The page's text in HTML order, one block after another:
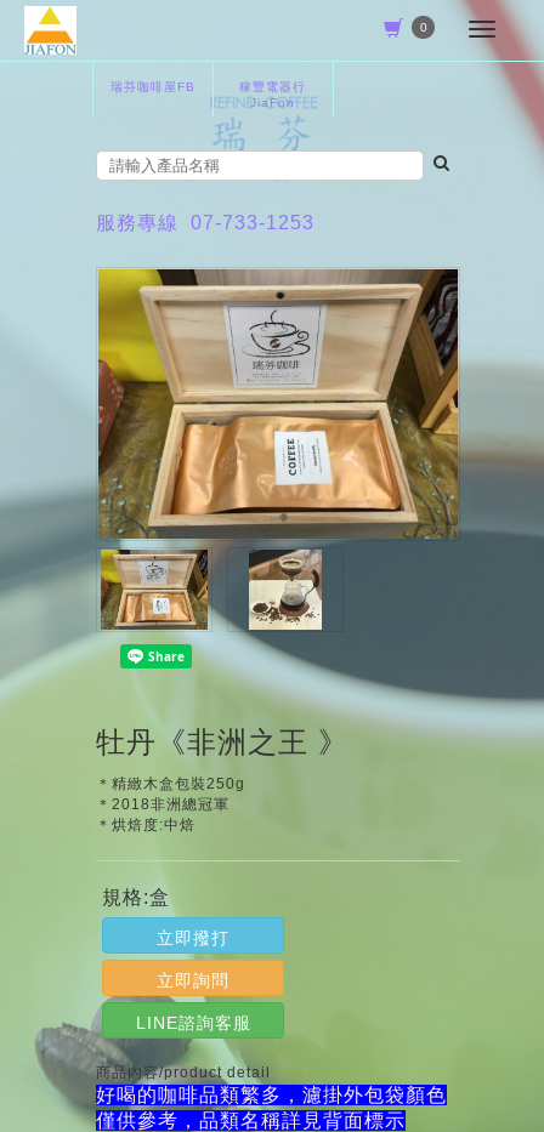
0
瑞芬咖啡屋FB
稼豐電器行
JiaFon
服務專線 07-733-1253
牡丹《非洲之王 》
＊精緻木盒包裝250g
＊2018非洲總冠軍
＊烘焙度:中焙
規格:盒
立即撥打
立即詢問
LINE諮詢客服
商品內容/product detail
好喝的咖啡品類繁多，濾掛外包袋顏色
僅供參考，品類名稱詳見背面標示